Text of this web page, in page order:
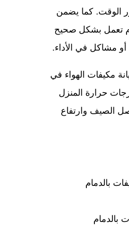
الوقت. كما يضمن
تعمل بشكل صحيح
مشاكل في الأداء.
مكيفات الهواء في
حرارة المنزل
الصيف وارتفاع
بالدمام